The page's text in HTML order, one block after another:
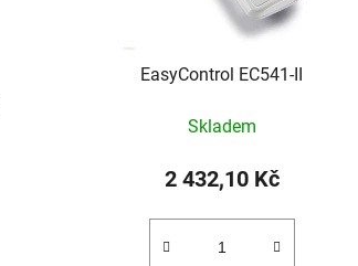
EasyControl EC541-II
Skladem
2 432,10 Kč